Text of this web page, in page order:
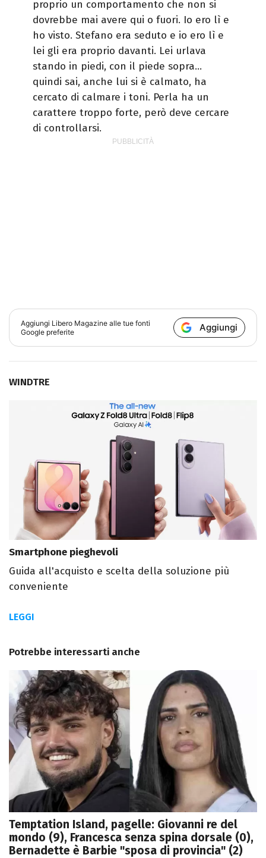
proprio un comportamento che non si
dovrebbe mai avere qui o fuori. Io ero lì e
ho visto. Stefano era seduto e io ero lì e
lei gli era proprio davanti. Lei urlava
stando in piedi, con il piede sopra…
quindi sai, anche lui si è calmato, ha
cercato di calmare i toni. Perla ha un
carattere troppo forte, però deve cercare
di controllarsi.
Aggiungi Libero Magazine alle tue fonti
Google preferite
Aggiungi
WINDTRE
Smartphone pieghevoli
Guida all'acquisto e scelta della soluzione più
conveniente
LEGGI
Potrebbe interessarti anche
Temptation Island, pagelle: Giovanni re del
mondo (9), Francesca senza spina dorsale (0),
Bernadette è Barbie "sposa di provincia" (2)